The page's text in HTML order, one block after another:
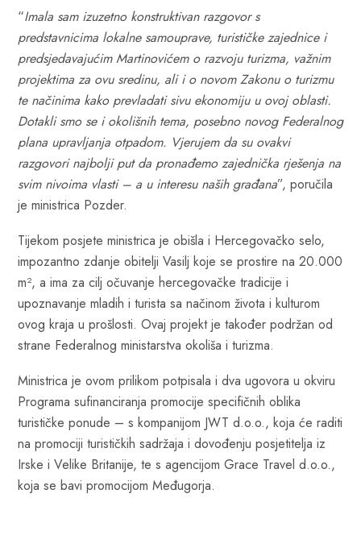
“Imala sam izuzetno konstruktivan razgovor s
predstavnicima lokalne samouprave, turističke zajednice i
predsjedavajućim Martinovićem o razvoju turizma, važnim
projektima za ovu sredinu, ali i o novom Zakonu o turizmu
te načinima kako prevladati sivu ekonomiju u ovoj oblasti.
Dotakli smo se i okolišnih tema, posebno novog Federalnog
plana upravljanja otpadom. Vjerujem da su ovakvi
razgovori najbolji put da pronađemo zajednička rješenja na
svim nivoima vlasti – a u interesu naših građana”, poručila
je ministrica Pozder.
Tijekom posjete ministrica je obišla i Hercegovačko selo,
impozantno zdanje obitelji Vasilj koje se prostire na 20.000
m², a ima za cilj očuvanje hercegovačke tradicije i
upoznavanje mladih i turista sa načinom života i kulturom
ovog kraja u prošlosti. Ovaj projekt je također podržan od
strane Federalnog ministarstva okoliša i turizma.
Ministrica je ovom prilikom potpisala i dva ugovora u okviru
Programa sufinanciranja promocije specifičnih oblika
turističke ponude – s kompanijom JWT d.o.o., koja će raditi
na promociji turističkih sadržaja i dovođenju posjetitelja iz
Irske i Velike Britanije, te s agencijom Grace Travel d.o.o.,
koja se bavi promocijom Međugorja.